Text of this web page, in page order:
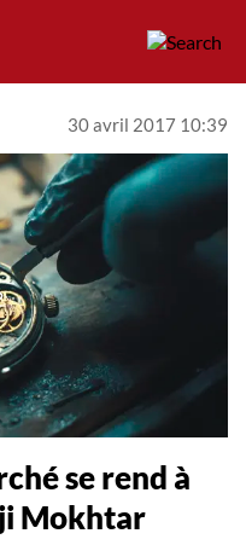
30 avril 2017 10:39
se rend à
Mokhtar